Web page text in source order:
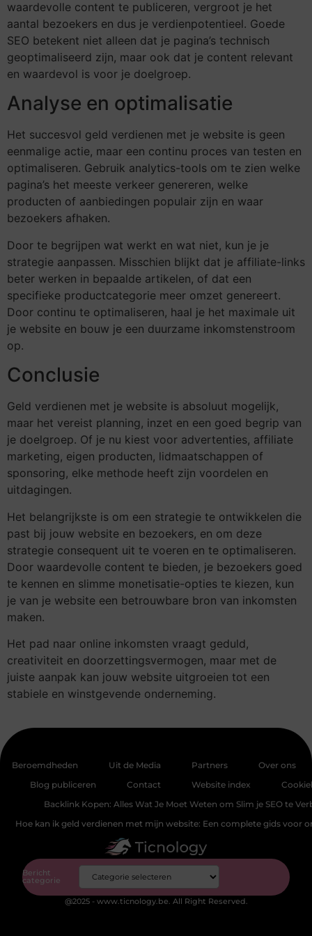
waardevolle content te publiceren, vergroot je het
aantal bezoekers en dus je verdienpotentieel. Goede
SEO betekent niet alleen dat je pagina’s technisch
geoptimaliseerd zijn, maar ook dat je content relevant
en waardevol is voor je doelgroep.
Analyse en optimalisatie
Het succesvol geld verdienen met je website is geen
eenmalige actie, maar een continu proces van testen en
optimaliseren. Gebruik analytics-tools om te zien welke
pagina’s het meeste verkeer genereren, welke
producten of aanbiedingen populair zijn en waar
bezoekers afhaken.
Door te begrijpen wat werkt en wat niet, kun je je
strategie aanpassen. Misschien blijkt dat je affiliate-links
beter werken in bepaalde artikelen, of dat een
specifieke productcategorie meer omzet genereert.
Door continu te optimaliseren, haal je het maximale uit
je website en bouw je een duurzame inkomstenstroom
op.
Conclusie
Geld verdienen met je website is absoluut mogelijk,
maar het vereist planning, inzet en een goed begrip van
je doelgroep. Of je nu kiest voor advertenties, affiliate
marketing, eigen producten, lidmaatschappen of
sponsoring, elke methode heeft zijn voordelen en
uitdagingen.
Het belangrijkste is om een strategie te ontwikkelen die
past bij jouw website en bezoekers, en om deze
strategie consequent uit te voeren en te optimaliseren.
Door waardevolle content te bieden, je bezoekers goed
te kennen en slimme monetisatie-opties te kiezen, kun
je van je website een betrouwbare bron van inkomsten
maken.
Het pad naar online inkomsten vraagt geduld,
creativiteit en doorzettingsvermogen, maar met de
juiste aanpak kan jouw website uitgroeien tot een
stabiele en winstgevende onderneming.
Beroemdheden Uit de Media Partners
Over ons
Blog publiceren
Contact Website index
Backlink Kopen: Alles Wat Je Moet Weten om Slim je SEO te
Hoe kan ik geld verdienen met mijn website: Een complete gids voor
Bericht
categorie
@2025 - www.ticnology.be. All Right Reserved.